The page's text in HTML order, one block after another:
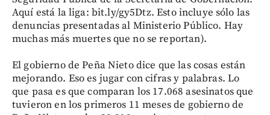
Aquí está la liga: bit.ly/gy5Dtz. Esto incluye sólo las
denuncias presentadas al Ministerio Público. Hay
muchas más muertes que no se reportan).
El gobierno de Peña Nieto dice que las cosas están
mejorando. Eso es jugar con cifras y palabras. Lo
que pasa es que comparan los 17.068 asesinatos que
tuvieron en los primeros 11 meses de gobierno de